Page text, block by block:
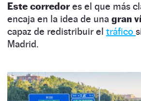
Este corredores el que más
encaja en la idea de una gran
capaz de redistribuir el tráfico
Madrid.